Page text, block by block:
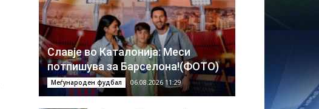
Славје во Каталонија: Меси
потпишува за Барселона!(ФОТО)
Меѓународен фудбал 06.08.2026 11:29